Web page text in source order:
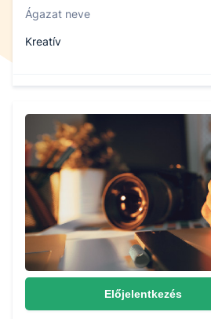
Ágazat neve
Kreatív
502131608
Képzés időtartama
5 év
Választható szakmairányok:
Kreatív fotográfus
Előjelentkezés